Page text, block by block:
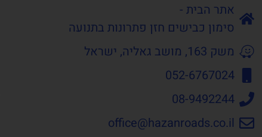
אתר הבית -
סימון כבישים חזן פתרונות בתנועה
משק 163, מושב גאליה, ישראל
052-6767024​
08-9492244
office@hazanroads.co.il